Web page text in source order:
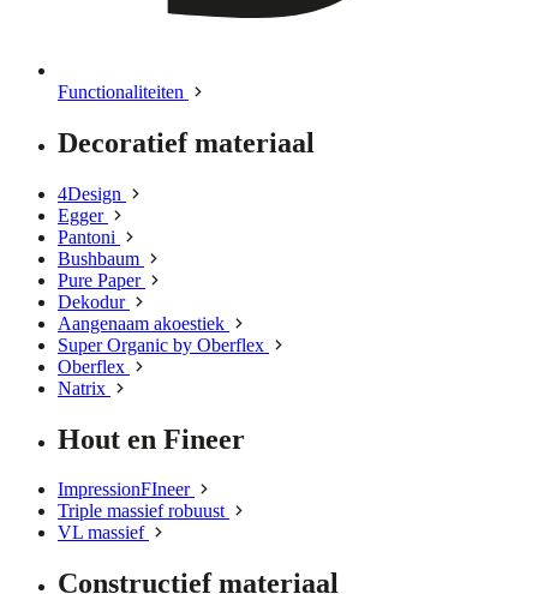
Functionaliteiten
Decoratief materiaal
4Design
Egger
Pantoni
Bushbaum
Pure Paper
Dekodur
Aangenaam akoestiek
Super Organic by Oberflex
Oberflex
Natrix
Hout en Fineer
ImpressionFIneer
Triple massief robuust
VL massief
Constructief materiaal